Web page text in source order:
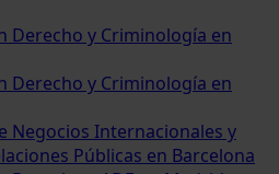
Derecho y Criminología en
Derecho y Criminología en
Negocios Internacionales y
Públicas en Barcelona